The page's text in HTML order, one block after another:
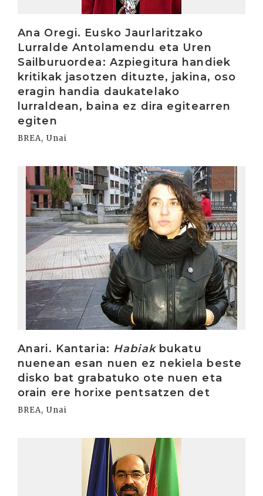
Ana Oregi. Eusko Jaurlaritzako
Lurralde Antolamendu eta Uren
Sailburuordea: Azpiegitura handiek
kritikak jasotzen dituzte, jakina, oso
eragin handia daukatelako
lurraldean, baina ez dira egitearren
egiten
BREA, Unai
Anari. Kantaria: Habiakbukatu
nuenean esan nuen ez nekiela beste
disko bat grabatuko ote nuen eta
orain ere horixe pentsatzen det
BREA, Unai
Irakurri